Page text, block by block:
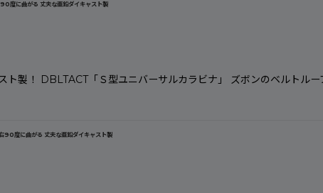
に曲がる 丈夫な亜鉛ダイキャスト製
製！ DBLTACT「Ｓ型ユニバーサルカラビナ」 ズボンのベルトル
度に曲がる 丈夫な亜鉛ダイキャスト製